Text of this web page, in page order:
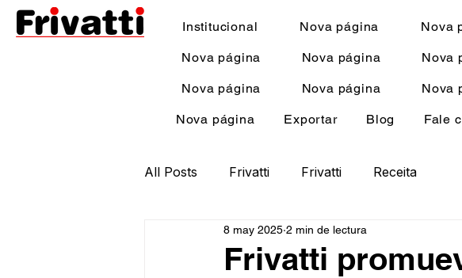
Institucional Nova página Nova
Nova página Nova página Nova
Nova página Nova página Nova
Nova página Exportar Blog Fale
All Posts Frivatti Frivatti Receita
Frivatti
8 may 2025 2 min de lectura